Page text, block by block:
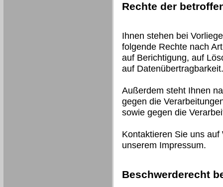
Rechte der
Ihnen stehen bei
folgende Rechte nach
auf Berichtigung, auf
auf Datenübertragbarkeit.
Außerdem steht Ihnen
gegen die
sowie gegen die
Kontaktieren Sie uns
unserem Impressum.
Beschwerderecht